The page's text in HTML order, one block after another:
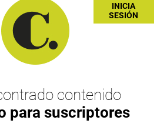
INICIA
SESIÓN
contenido
para suscriptores